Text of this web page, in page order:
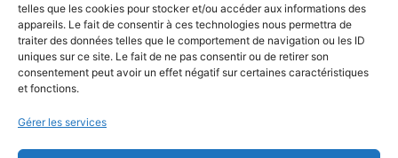
telles que les cookies pour stocker et/ou accéder aux informations des
appareils. Le fait de consentir à ces technologies nous permettra de
traiter des données telles que le comportement de navigation ou les ID
uniques sur ce site. Le fait de ne pas consentir ou de retirer son
consentement peut avoir un effet négatif sur certaines caractéristiques
et fonctions.
Gérer les services